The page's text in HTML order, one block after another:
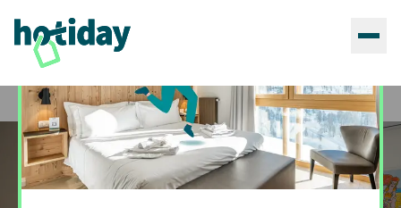
Home Hotels Hotiday Porto Cesareo